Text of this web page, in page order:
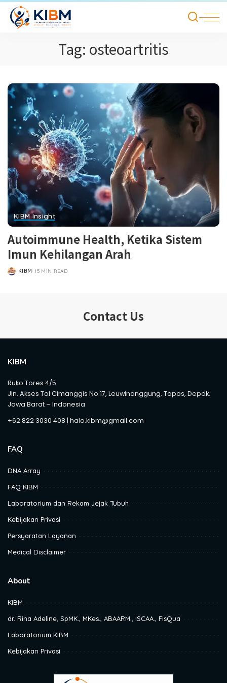
Tag: osteoartritis
KIBM Insight
Autoimmune Health, Ketika Sistem
Imun Kehilangan Arah
POSTED
KIBM 15 MIN READ
Contact Us
KIBM
Ruko Tores 4/5
Jln. Akses Tol Cimanggis No 17, Leuwinanggung, Tapos, Depok.
Jawa Barat – Indonesia
+62 822 3030 408 | halo.kibm@gmail.com
FAQ
DNA Array
FAQ KIBM
Laboratorium dan Rekam Jejak Tubuh
Kebijakan Privasi
Persyaratan Layanan
Medical Disclaimer
About
KIBM
dr. Rina Adeline, SpMK., MKes., ABAARM., ISCAA., FisQua
Laboratorium KIBM
Kebijakan Privasi